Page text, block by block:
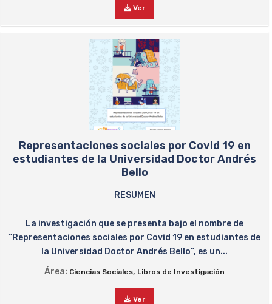
Ver
Representaciones sociales por Covid 19 en
estudiantes de la Universidad Doctor Andrés
Bello
RESUMEN
La investigación que se presenta bajo el nombre de
“Representaciones sociales por Covid 19 en estudiantes de
la Universidad Doctor Andrés Bello”, es un...
Área: Ciencias Sociales, Libros de Investigación
Ver